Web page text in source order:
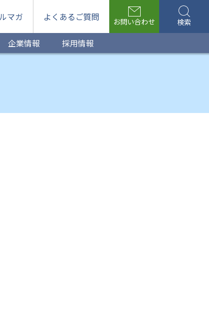
マガ よくあるご質問 お問い合わせ 検索
企業情報 採用情報